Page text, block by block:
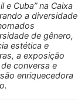
e Cuba” na Caixa
a diversidade
de gênero,
estética e
a exposição
conversa e
enriquecedora